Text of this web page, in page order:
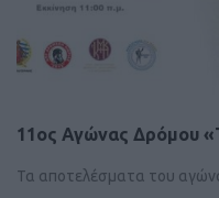
11ος Αγώνας Δρόμου
Τα αποτελέσματα του